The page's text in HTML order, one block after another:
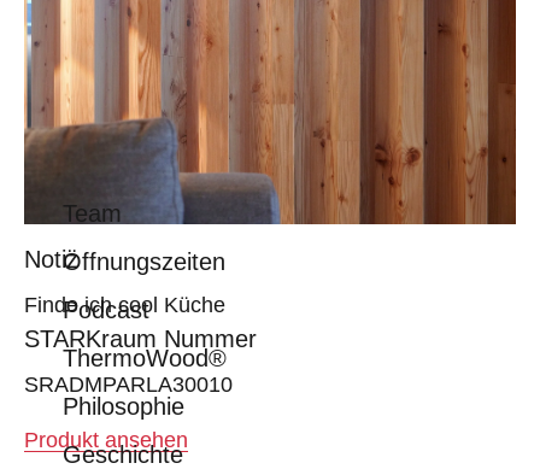
Team
Öffnungszeiten
Podcast
ThermoWood®
Philosophie
Geschichte
Notiz
Finde ich cool Küche
STARKraum Nummer
SRADMPARLA30010
Produkt ansehen